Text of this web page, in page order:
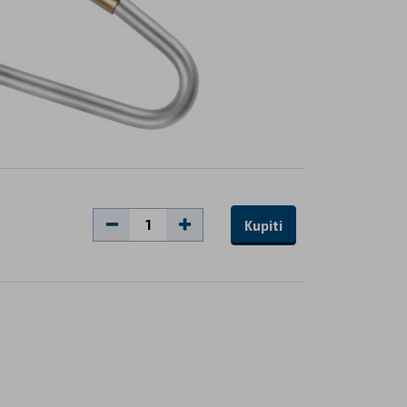
Kupiti